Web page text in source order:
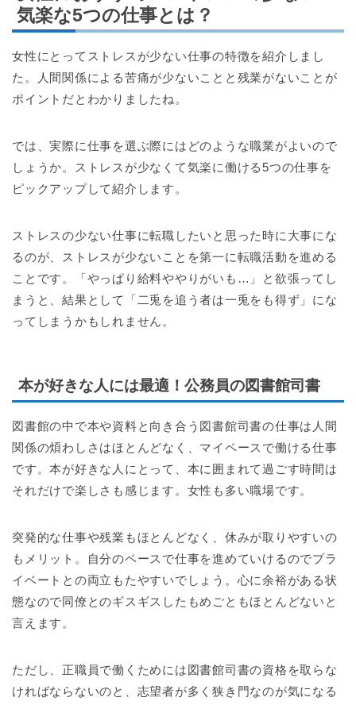
気楽な5つの仕事とは？
女性にとってストレスが少ない仕事の特徴を紹介しまし
た。人間関係による苦痛が少ないことと残業がないことが
ポイントだとわかりましたね。
では、実際に仕事を選ぶ際にはどのような職業がよいので
しょうか。ストレスが少なくて気楽に働ける5つの仕事を
ピックアップして紹介します。
ストレスの少ない仕事に転職したいと思った時に大事にな
るのが、ストレスが少ないことを第一に転職活動を進める
ことです。「やっぱり給料ややりがいも…」と欲張ってし
まうと、結果として「二兎を追う者は一兎をも得ず」にな
ってしまうかもしれません。
本が好きな人には最適！公務員の図書館司書
図書館の中で本や資料と向き合う図書館司書の仕事は人間
関係の煩わしさはほとんどなく、マイペースで働ける仕事
です。本が好きな人にとって、本に囲まれて過ごす時間は
それだけで楽しさも感じます。女性も多い職場です。
突発的な仕事や残業もほとんどなく、休みが取りやすいの
もメリット。自分のペースで仕事を進めていけるのでプラ
イベートとの両立もたやすいでしょう。心に余裕がある状
態なので同僚とのギスギスしたもめごともほとんどないと
言えます。
ただし、正職員で働くためには図書館司書の資格を取らな
ければならないのと、志望者が多く狭き門なのが気になる